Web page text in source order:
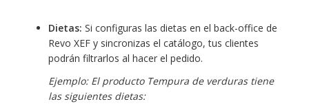
Dietas: Si configuras las dietas en el back-office de
Revo XEF y sincronizas el catálogo, tus clientes
podrán filtrarlos al hacer el pedido.
Ejemplo: El producto Tempura de verduras tiene
las siguientes dietas: